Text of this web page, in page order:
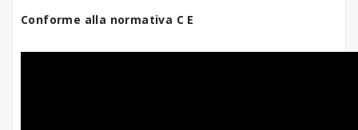
Conforme alla normativa C E